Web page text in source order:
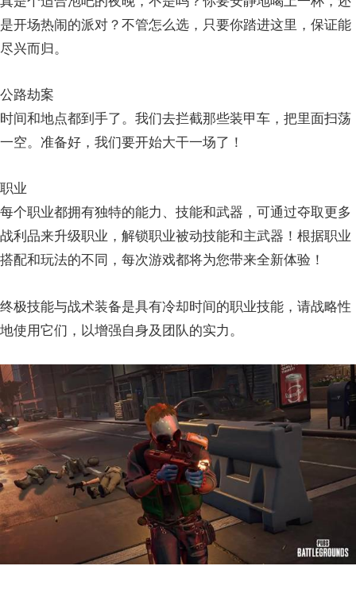
是开场热闹的派对？不管怎么选，只要你踏进这里，保证能
尽兴而归。
公路劫案
时间和地点都到手了。我们去拦截那些装甲车，把里面扫荡
一空。准备好，我们要开始大干一场了！
职业
每个职业都拥有独特的能力、技能和武器，可通过夺取更多
战利品来升级职业，解锁职业被动技能和主武器！根据职业
搭配和玩法的不同，每次游戏都将为您带来全新体验！
终极技能与战术装备是具有冷却时间的职业技能，请战略性
地使用它们，以增强自身及团队的实力。